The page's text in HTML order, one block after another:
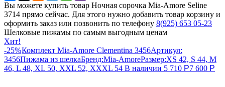
Вы можете купить товар Ночная сорочка Mia-Amore Seline
3714 прямо сейчас. Для этого нужно добавить товар корзину и
оформить заказ или позвонить по телефону 8(925) 653 05-23
Шелковые пижамы по самым выгодным ценам
Хит!
-25%Комплект Mia-Amore Clementina 3456Артикул:
3456Пижама из шелкаБренд:Mia-AmoreРазмер:XS 42, S 44, M
46, L 48, XL 50, XXL 52, XXXL 54 В наличии 5 710 Р7 600 Р